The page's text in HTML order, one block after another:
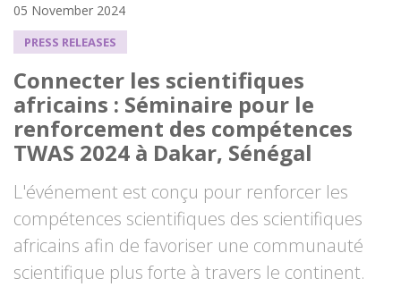
05 November 2024
PRESS RELEASES
Connecter les scientifiques
africains : Séminaire pour le
renforcement des compétences
TWAS 2024 à Dakar, Sénégal
L'événement est conçu pour renforcer les
compétences scientifiques des scientifiques
africains afin de favoriser une communauté
scientifique plus forte à travers le continent.